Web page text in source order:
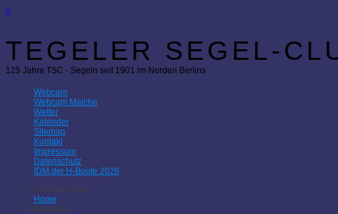
×
TEGELER SEGEL-
125 Jahre TSC - Segeln seit 1901 im Norden Berlins
Webcam
Webcam Malche
Wetter
Kalender
Sitemap
Kontakt
Impressum
Datenschutz
IDM der H-Boote 2026
Aktuelle Seite:
Home
Kalender